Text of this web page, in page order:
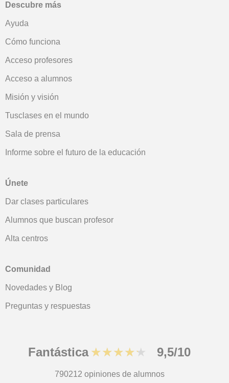
Descubre más
Ayuda
Cómo funciona
Acceso profesores
Acceso a alumnos
Misión y visión
Tusclases en el mundo
Sala de prensa
Informe sobre el futuro de la educación
Únete
Dar clases particulares
Alumnos que buscan profesor
Alta centros
Comunidad
Novedades y Blog
Preguntas y respuestas
Fantástica ★★★★★ 9,5/10
790212 opiniones de alumnos